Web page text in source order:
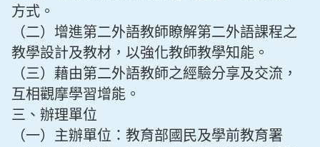
方式。
（二）增進第二外語教師瞭解第二外語課程之
教學設計及教材，以強化教師教學知能。
（三）藉由第二外語教師之經驗分享及交流，
互相觀摩學習增能。
三、辦理單位
（一）主辦單位：教育部國民及學前教育署